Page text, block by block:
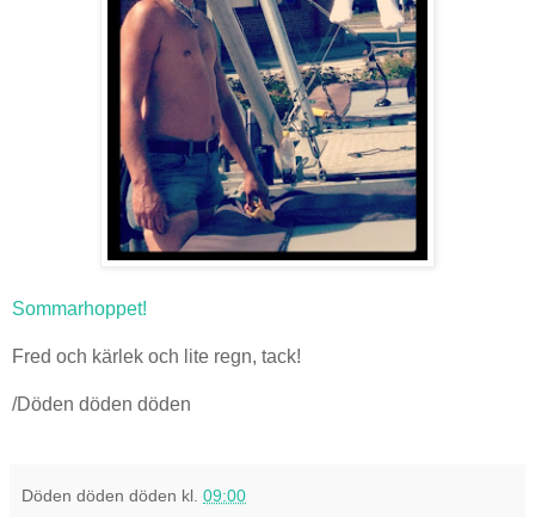
Sommarhoppet!
Fred och kärlek och lite regn, tack!
/Döden döden döden
Döden döden döden kl. 09:00